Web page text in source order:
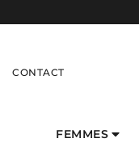
CONTACT
FEMMES